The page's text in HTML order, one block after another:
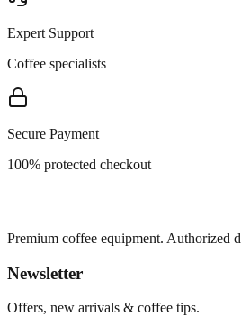
Expert Support
Coffee specialists
Secure Payment
100% protected checkout
Premium coffee equipment. Authorized
Newsletter
Offers, new arrivals & coffee tips.